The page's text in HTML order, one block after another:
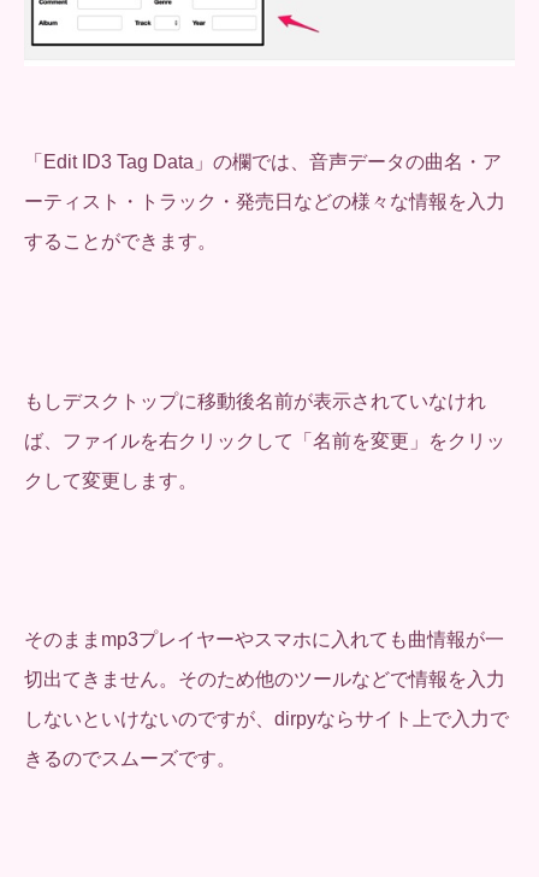
「Edit ID3 Tag Data」の欄では、音声データの曲名・ア
ーティスト・トラック・発売日などの様々な情報を入力
することができます。
もしデスクトップに移動後名前が表示されていなけれ
ば、ファイルを右クリックして「名前を変更」をクリッ
クして変更します。
そのままmp3プレイヤーやスマホに入れても曲情報が一
切出てきません。そのため他のツールなどで情報を入力
しないといけないのですが、dirpyならサイト上で入力で
きるのでスムーズです。